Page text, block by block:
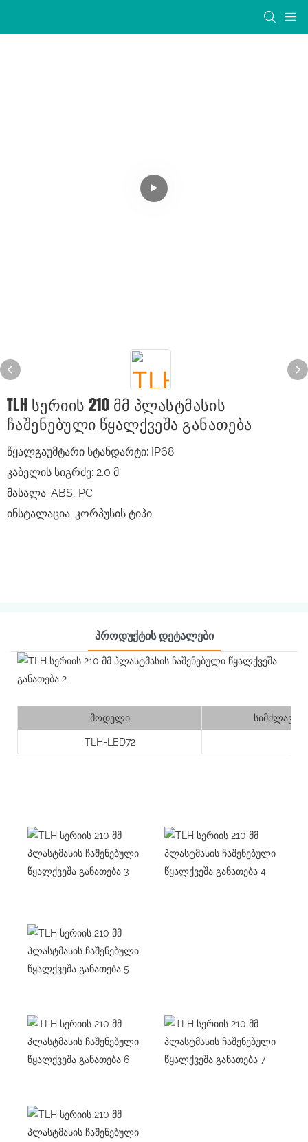
TLH Სერიის 210 Მმ Პლასტმასის
Ჩაშენებული Წყალქვეშა Განათება
წყალგაუმტარი სტანდარტი: IP68
კაბელის სიგრძე: 2.0 მ
მასალა: ABS, PC
ინსტალაცია: კორპუსის ტიპი
Პროდუქტის Დეტალები
მოდელი სიმძლავრე
TLH-LED72